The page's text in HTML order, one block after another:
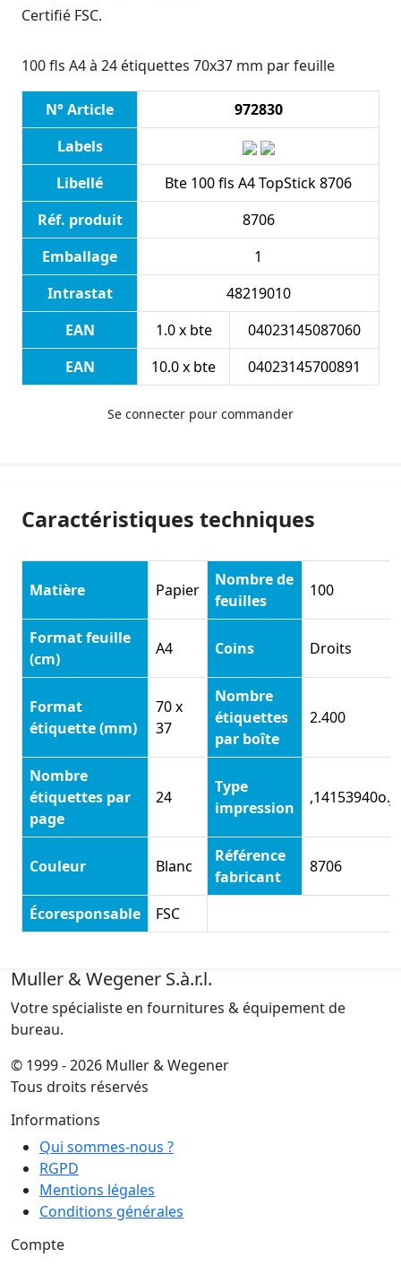
Certifié FSC.
100 fls A4 à 24 étiquettes 70x37 mm par feuille
N° Article
972830
Labels
Libellé
Bte 100 fls A4 TopStick 8706
Réf. produit
8706
Emballage
1
Intrastat
48219010
EAN
1.0 x bte
04023145087060
EAN
10.0 x bte 04023145700891
Se connecter pour commander
Caractéristiques techniques
Matière Papier
Nombre de
feuilles
100
Format feuille
(cm)
A4 Coins Droits
Format
étiquette (mm)
70 x
37
Nombre
étiquettes
par boîte
2.400
Nombre
étiquettes par
page
24
Type
impression
Couleur Blanc
Référence
fabricant
8706
Écoresponsable FSC
Muller & Wegener S.à.r.l.
Votre spécialiste en fournitures & équipement de
bureau.
© 1999 - 2026 Muller & Wegener
Tous droits réservés
Informations
Qui sommes-nous ?
RGPD
Mentions légales
Conditions générales
Compte